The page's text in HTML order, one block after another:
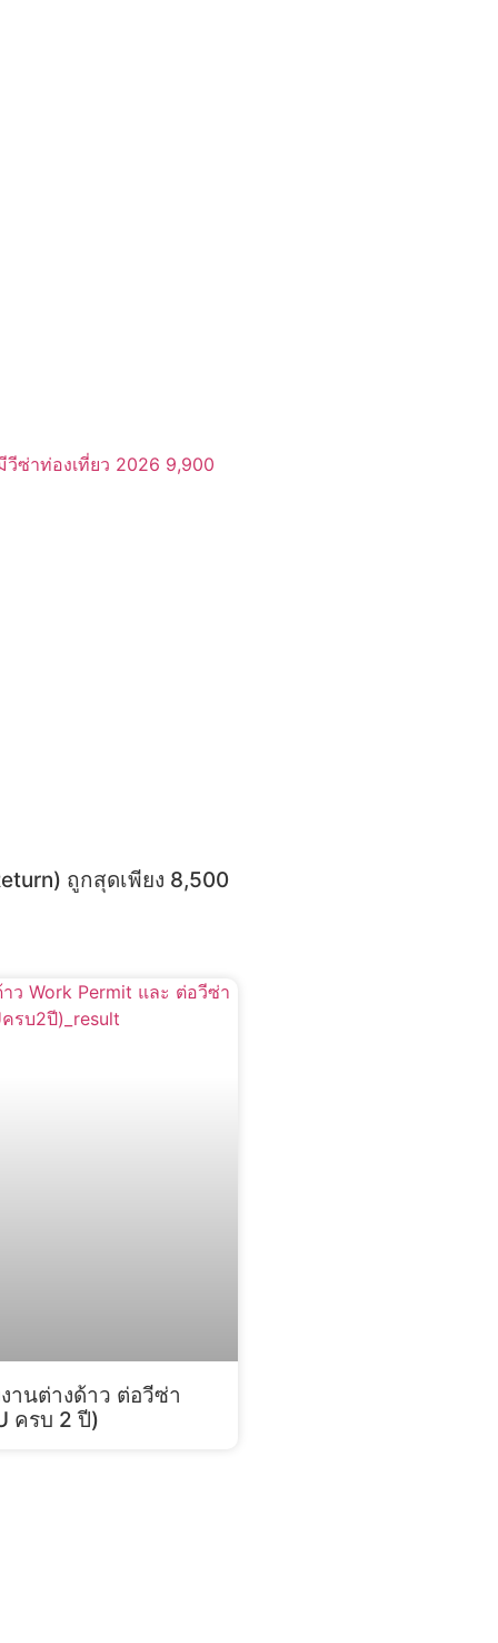
ถูกสุดเพียง 8,500
านต่างด้าว ต่อวีซ่า
ครบ 2 ปี)